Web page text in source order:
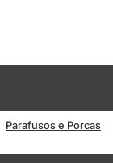
Parafusos e Porcas